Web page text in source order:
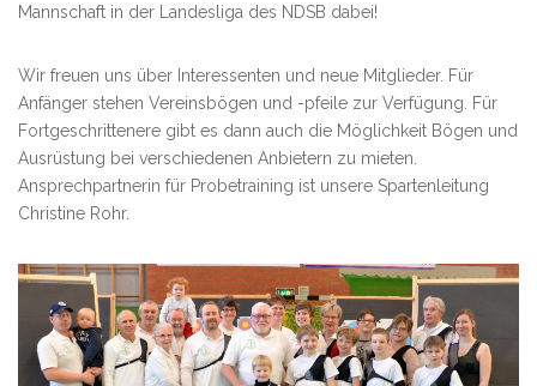
Mannschaft in der Landesliga des NDSB dabei!
Wir freuen uns über Interessenten und neue Mitglieder. Für
Anfänger stehen Vereinsbögen und -pfeile zur Verfügung. Für
Fortgeschrittenere gibt es dann auch die Möglichkeit Bögen und
Ausrüstung bei verschiedenen Anbietern zu mieten.
Ansprechpartnerin für Probetraining ist unsere Spartenleitung
Christine Rohr.